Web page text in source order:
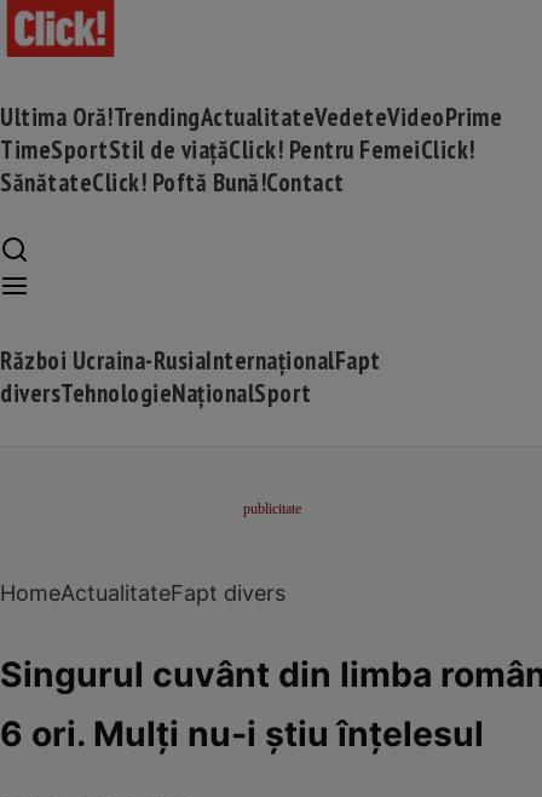
Ultima Oră!TrendingActualitateVedeteVideoPrime
TimeSportStil de viațăClick! Pentru FemeiClick!
SănătateClick! Poftă Bună!Contact
Război Ucraina-RusiaInternaționalFapt
diversTehnologieNaționalSport
HomeActualitateFapt divers
Singurul cuvânt din limba
6 ori. Mulți nu-i știu înțelesul